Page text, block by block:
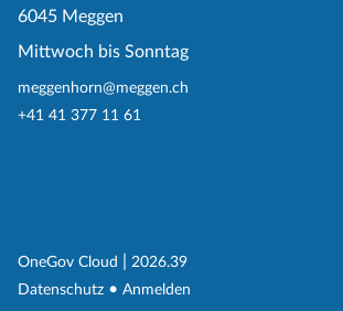
6045 Meggen
Mittwoch bis Sonntag
meggenhorn@meggen.ch
+41 41 377 11 61
OneGov Cloud (External Link)
2026.39
Datenschutz (External Link)
Anmelden